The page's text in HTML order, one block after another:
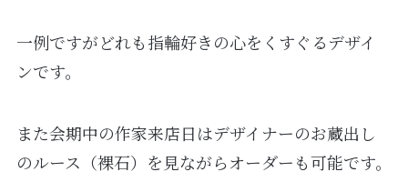
一例ですがどれも指輪好きの心をくすぐるデザイ
ンです。
また会期中の作家来店日はデザイナーのお蔵出し
のルース（裸石）を見ながらオーダーも可能です。